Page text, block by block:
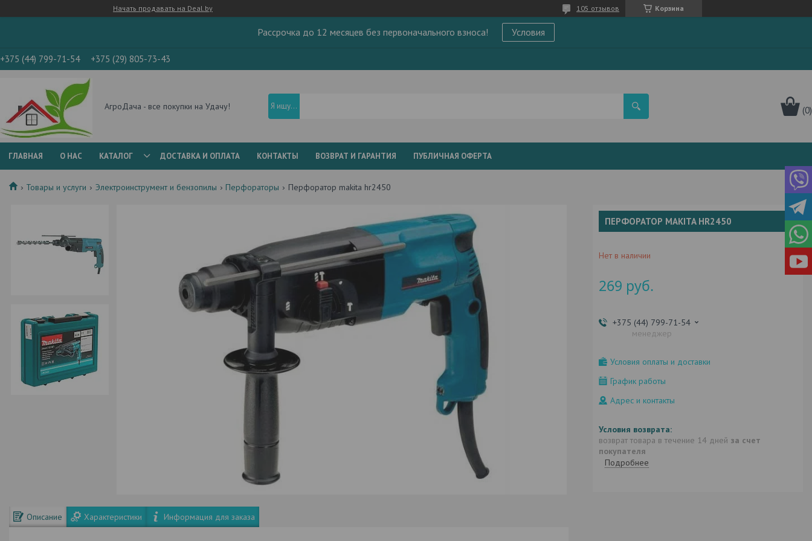
Начать продавать на Deal.by Корзина
105 отзывов
Рассрочка до 12 месяцев без первоначального взноса! Условия
+375 (44) 799-71-54 +375 (29) 805-73-43
АгроДача - все покупки на Удачу!
ГЛАВНАЯ О НАС КАТАЛОГ ДОСТАВКА И ОПЛАТА КОНТАКТЫ ВОЗВРАТ И ГАРАНТИЯ ПУБЛИЧНАЯ ОФЕРТА
Товары и услуги Электроинструмент и бензопилы Перфораторы Перфоратор makita hr2450
Описание Характеристики Информация для заказа
ПЕРФОРАТОР MAKITA HR2450
Нет в наличии
269 руб.
+375 (44) 799-71-54
менеджер
Условия оплаты и доставки
График работы
Адрес и контакты
возврат товара в течение 14 дней за счет
покупателя
Подробнее